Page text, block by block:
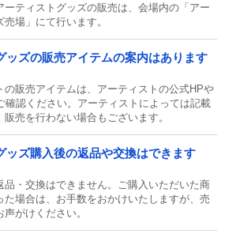
ーティストグッズの販売は、会場内の「アー
場」にて行います。
ッズの販売アイテムの案内はあります
の販売アイテムは、アーティストの公式HPや
確認ください。アーティストによっては記載
売を行わない場合もございます。
ッズ購入後の返品や交換はできます
品・交換はできません。ご購入いただいた商
た場合は、お手数をおかけいたしますが、売
がけください。